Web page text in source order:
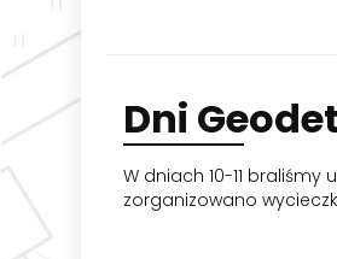
Dni
W dniach 10-11
zorganizowano